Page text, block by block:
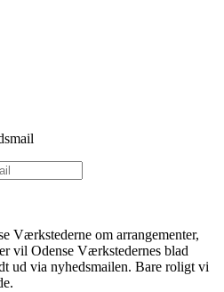
Værkstederne om arrangementer,
vil Odense Værkstedernes blad
ud via nyhedsmailen. Bare roligt vi